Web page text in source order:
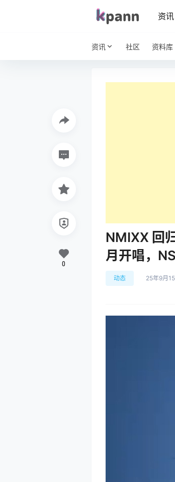
资讯
资讯 社区 资料库
NMIXX 回
月开唱，
动态 25年9月15
0